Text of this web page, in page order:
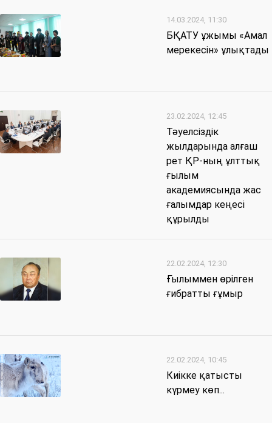
14.03.2024, 11:30
БҚАТУ ұжымы «Амал
мерекесін» ұлықтады
23.02.2024, 12:45
Тәуелсіздік
жылдарында алғаш
рет ҚР-ның ұлттық
ғылым
академиясында жас
ғалымдар кеңесі
құрылды
22.02.2024, 12:30
Ғылыммен өрілген
ғибратты ғұмыр
22.02.2024, 10:45
Киікке қатысты
күрмеу көп...